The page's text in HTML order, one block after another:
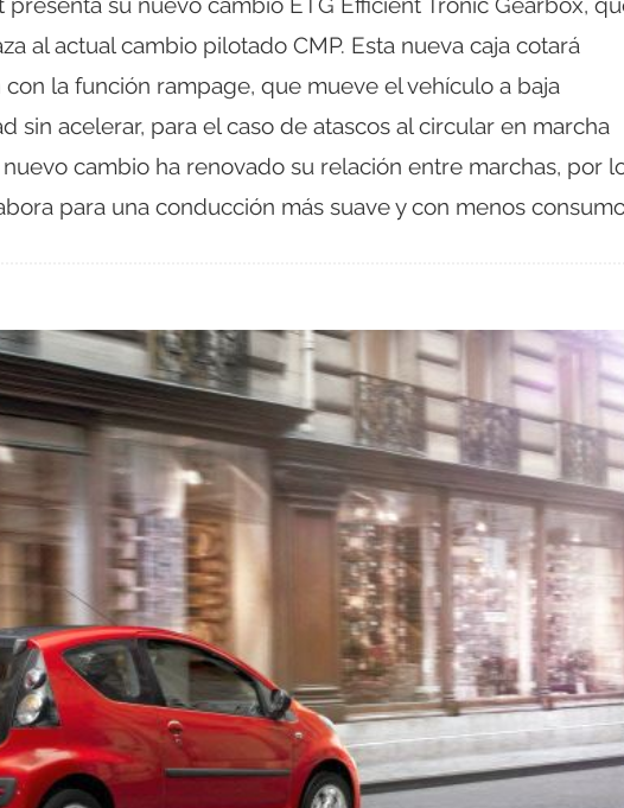
al actual cambio pilotado CMP. Esta nueva caja cotará
la función rampage, que mueve el vehículo a baja
sin acelerar, para el caso de atascos al circular en marcha
nuevo cambio ha renovado su relación entre marchas, por
para una conducción más suave y con menos